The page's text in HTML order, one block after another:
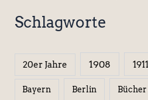
Schlagworte
20er Jahre 1908 1911
Bayern Berlin Bücher